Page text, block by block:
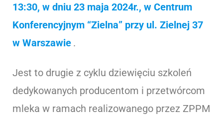
13:30, w dniu 23 maja 2024r., w Centrum
Konferencyjnym “Zielna” przy ul. Zielnej 37
w Warszawie .
Jest to drugie z cyklu dziewięciu szkoleń
dedykowanych producentom i przetwórcom
mleka w ramach realizowanego przez ZPPM